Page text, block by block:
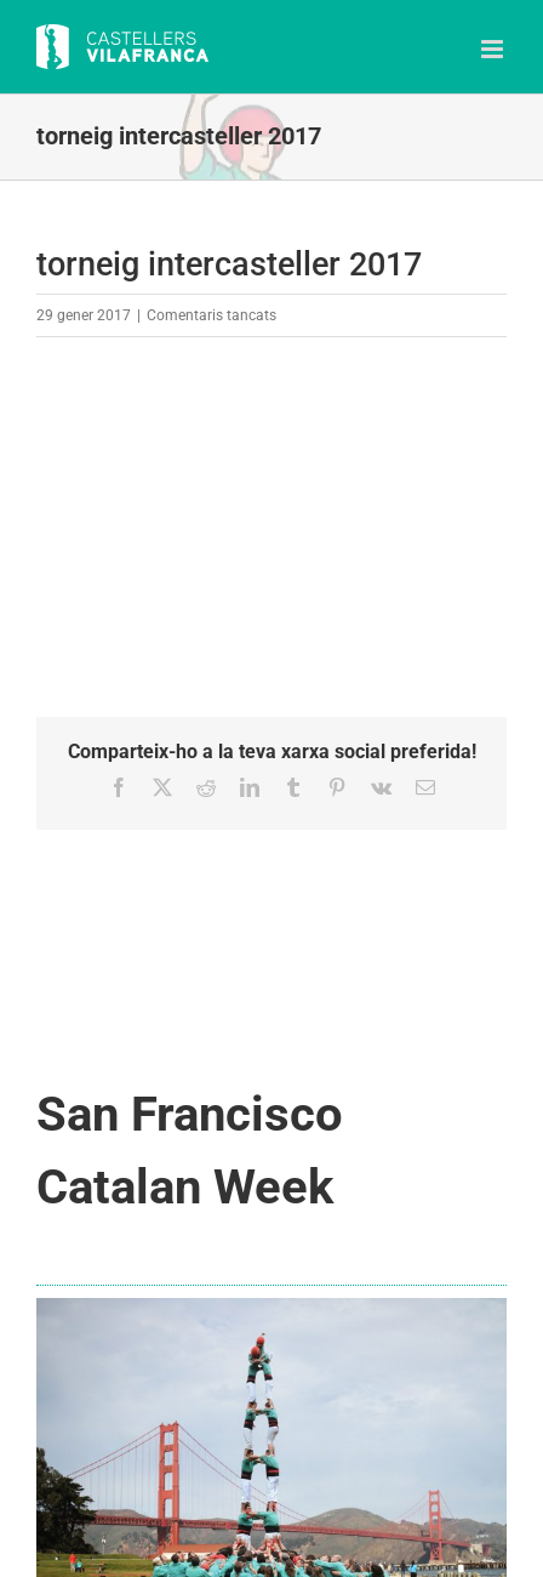
content
torneig intercasteller 2017
torneig intercasteller 2017
29 gener 2017 Comentaris tancatsa
Comparteix-ho a la teva xarxa social preferida!
Facebook RedditLinkedInTumblr Pinterest
Vk Email:
San Francisco
Catalan Week